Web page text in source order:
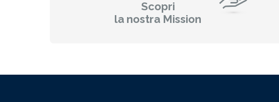
Scopri
la nostra Mission